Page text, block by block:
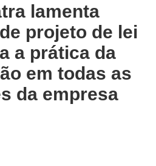
lamenta
projeto de lei
a prática da
em todas as
da empresa